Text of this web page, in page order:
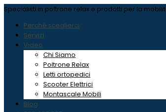
Specialisti in poltrone relax e prodotti per la
Perché sceglierci
Servizi
Video
Chi Siamo
Poltrone Relax
Letti ortopedici
Scooter Elettrici
Montascale Mobili
Blog